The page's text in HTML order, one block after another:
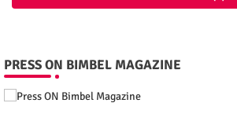
PRESS ON BIMBEL MAGAZINE